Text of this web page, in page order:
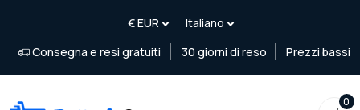
Consegna e resi gratuiti 30 giorni di reso Prezzi bassi
0